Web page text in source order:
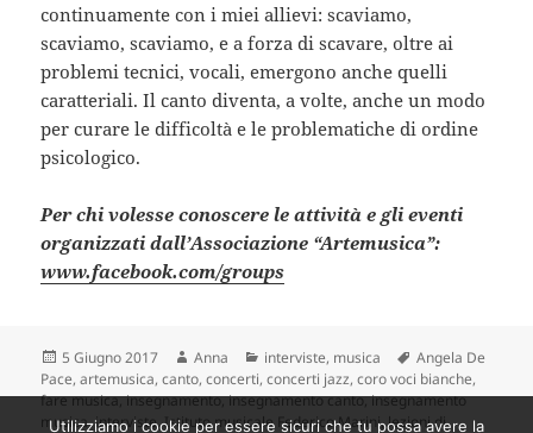
continuamente con i miei allievi: scaviamo,
scaviamo, scaviamo, e a forza di scavare, oltre ai
problemi tecnici, vocali, emergono anche quelli
caratteriali. Il canto diventa, a volte, anche un modo
per curare le difficoltà e le problematiche di ordine
psicologico.
Per chi volesse conoscere le attività e gli eventi
organizzati dall’Associazione “Artemusica”:
www.facebook.com/groups
Scritto
il
5 Giugno 2017 Autore
Anna Categorie
interviste, musica Tag
Angela De
Pace,artemusica,canto,concerti,concerti jazz,coro voci bianche,
fare musica,insegnamento,insegnamento canto,insegnamento
musica,interviste,Istituto musicale Federico Marini,lezioni di
Utilizziamo i cookie per essere sicuri che tu possa avere la